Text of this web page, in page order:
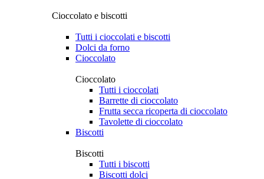
Cioccolato e biscotti
Tutti i cioccolati e biscotti
Dolci da forno
Cioccolato
Cioccolato
Tutti i cioccolati
Barrette di cioccolato
Frutta secca ricoperta di cioccolato
Tavolette di cioccolato
Biscotti
Biscotti
Tutti i biscotti
Biscotti dolci